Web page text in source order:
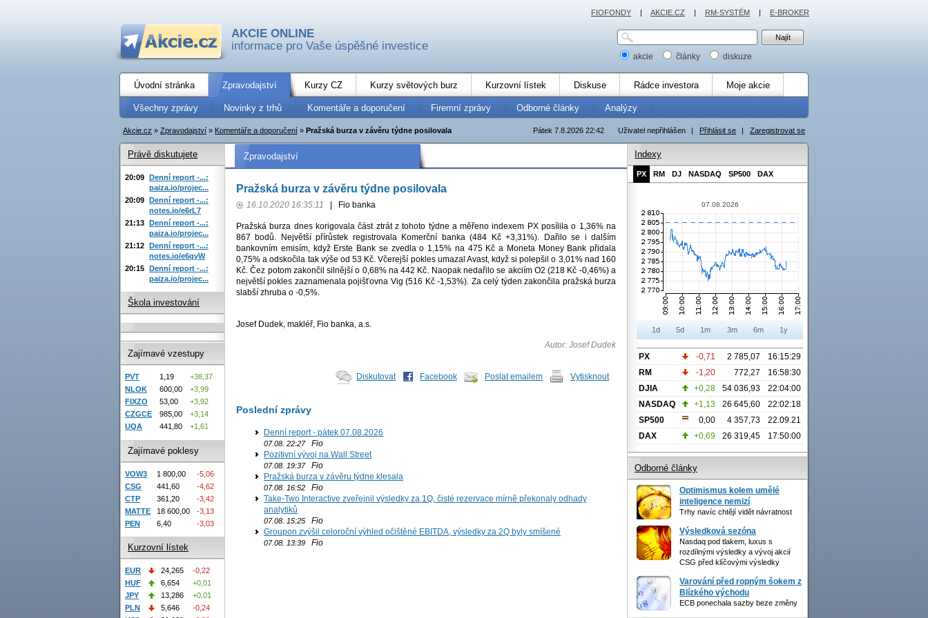
AKCIE ONLINE
informace pro Vaše úspěšné investice
akcie články diskuze
Úvodní stránka Zpravodajství Kurzy CZ Kurzy světových burz Kurzovní lístek Diskuse Rádce investora Moje akcie
Všechny zprávy Novinky z trhů Komentáře a doporučení Firemní zprávy Odborné články Analýzy
Uživatel nepřihlášen | Přihlásit se | Zaregistrovat se
Pátek 7.8.2026 22:42
Akcie.cz » Zpravodajství » Komentáře a doporučení » Pražská burza v závěru týdne posilovala
Zpravodajství
Pražská burza v závěru týdne posilovala
16.10.2020 16:35:11 Fio banka
Pražská burza dnes korigovala část ztrát z tohoto týdne a měřeno indexem PX posílila o 1,36% na
867 bodů. Největší přírůstek registrovala Komerční banka (484 Kč +3,31%). Dařilo se i dalším
bankovním emisím, když Erste Bank se zvedla o 1,15% na 475 Kč a Moneta Money Bank přidala
0,75% a odskočila tak výše od 53 Kč. Včerejší pokles umazal Avast, když si polepšil o 3,01% nad 160
Kč. Čez potom zakončil silnější o 0,68% na 442 Kč. Naopak nedařilo se akciím O2 (218 Kč -0,46%) a
největší pokles zaznamenala pojišťovna Vig (516 Kč -1,53%). Za celý týden zakončila pražská burza
slabší zhruba o -0,5%.
Josef Dudek, makléř, Fio banka, a.s.
Autor: Josef Dudek
Diskutovat Facebook Poslat emailem Vytisknout
Poslední zprávy
Denní report - pátek 07.08.2026
07.08. 22:27Fio
Pozitivní vývoj na Wall Street
07.08. 19:37Fio
Pražská burza v závěru týdne klesala
07.08. 16:52 Fio
Take-Two Interactive zveřejnil výsledky za 1Q, čisté rezervace mírně překonaly odhady
analytiků
07.08. 15:25 Fio
Groupon zvýšil celoroční výhled očištěné EBITDA, výsledky za 2Q byly smíšené
07.08. 13:39 Fio
Právě diskutujete
20:09 Denní report -...:
paiza.io/projec...
20:09 Denní report -...:
notes.io/e6rL7
21:13 Denní report -...:
paiza.io/projec...
21:12 Denní report -...:
notes.io/e6qyW
20:15 Denní report -...:
paiza.io/projec...
Škola investování
Zajímavé vzestupy
PVT 1,19
+38,37
NLOK
600,00
+3,99
FIXZO
53,00
+3,92
CZGCE
985,00
+3,14
UQA
441,80 +1,61
Zajímavé poklesy
VOW3 1 800,00
-5,06
CSG
441,60
-4,62
CTP
361,20
-3,42
MATTE
18 600,00
-3,13
PEN
6,40 -3,03
Kurzovní lístek
EUR 24,265
-0,22
HUF
6,654
+0,01
JPY
13,286
+0,01
PLN
5,646
-0,24
Indexy
PX RM DJ NASDAQ SP500 DAX
07.08.2026
1d 5d 1m 3m 6m 1y
PX -0,71 2 785,07
16:15:29
RM
-1,20 772,27
16:58:30
DJIA
+0,28 54 036,93
22:04:00
NASDAQ
+1,13 26 645,60
22:02:18
SP500
0,00 4 357,73
22.09.21
DAX
+0,69 26 319,45 17:50:00
Odborné články
Optimismus kolem umělé
inteligence nemizí
Trhy navíc chtějí vidět návratnost
Výsledková sezóna
Nasdaq pod tlakem, luxus s
rozdílnými výsledky a vývoj akcií
CSG před klíčovými výsledky
Varování před ropným šokem z
Blízkého východu
ECB ponechala sazby beze změny
FIOFONDY | AKCIE.CZ | RM-SYSTÉM | E-BROKER